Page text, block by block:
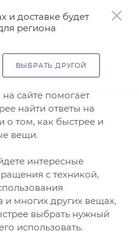
и доставке будет
региона
ВЫБРАТЬ ДРУГОЙ
сайте помогает
найти ответы на
о том, как быстрее и
вещи.
интересные
с техникой,
и многих других вещах,
выбрать нужный
использовать.